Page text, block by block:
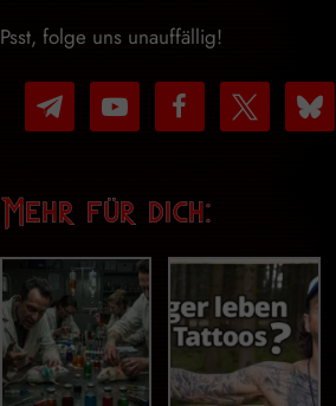
Psst, folge uns unauffällig!
telegram
youtube-
play
facebook bluesky
Mehr für dich: